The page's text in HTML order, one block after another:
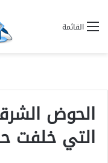
القائمة
الحوض
التي خلفت